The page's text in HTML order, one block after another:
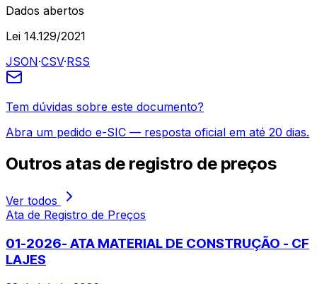
Dados abertos
Lei 14.129/2021
JSON·CSV·RSS
Tem dúvidas sobre este documento?
Abra um pedido e-SIC — resposta oficial em até 20 dias.
Outros atas de registro de preços
Ver todos
Ata de Registro de Preços
01-2026- ATA MATERIAL DE CONSTRUÇÃO - CF
LAJES